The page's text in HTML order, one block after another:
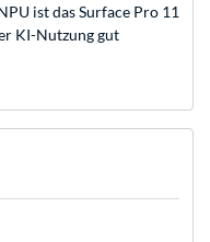
ist das Surface Pro 11
KI-Nutzung gut